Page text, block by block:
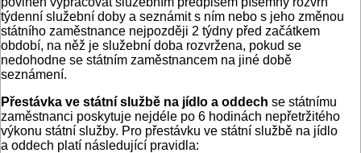
týdenní služební doby a seznámit s ním nebo s jeho změnou
státního zaměstnance nejpozději 2 týdny před začátkem
období, na něž je služební doba rozvržena, pokud se
nedohodne se státním zaměstnancem na jiné době
seznámení.
Přestávka ve státní službě na jídlo a oddech se státnímu
zaměstnanci poskytuje nejdéle po 6 hodinách nepřetržitého
výkonu státní služby. Pro přestávku ve státní službě na jídlo
a oddech platí následující pravidla: